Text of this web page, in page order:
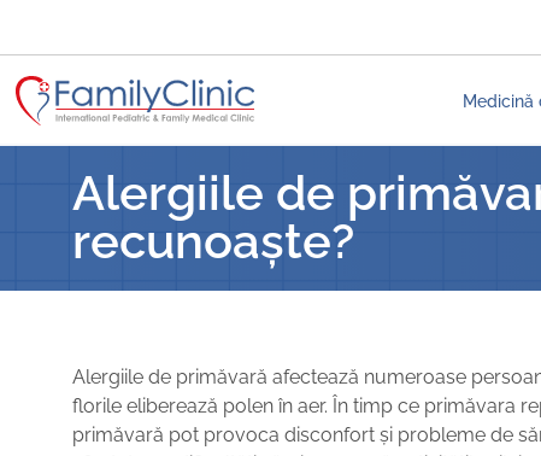
Medicină
Alergiile de
recunoaște?
Alergiile de primăvară afectează numeroase
florile eliberează polen în aer. În timp ce primăvara
primăvară pot provoca disconfort și probleme de